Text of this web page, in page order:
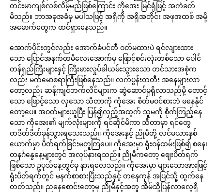
တင်းမာကျစ်လစ်လိမ့်မည်ဖြစ်ကြောင်း ကိုအေး မြင်ရုံဖြင့် အကဲခတ်
မိသည်။ ဘာအခုအခံမှ မပါသဖြင့် အရှိကို အရှိအတိုင်း အဖုအထစ် အမို့
အမောက်တွေက ထင်ရှားနေသည်။
အောက်ပိုင်းတွင်လည်း အောက်ခံပင်တီ ဝတ်မထားပဲ ရင်လျားထား
သော ပြောင်အနက်ထမီလေးအောက်မှ ဖြောင့်စင်းလုံးတစ်သော ပေါင်
တန်ရှည်ကြီးများနှင့် ကြီးမားလှုပ်ခါယမ်းသွားသော တင်သားအစုံက
လည်း မက်မောစရာကြီးဖြစ်နေသည်။ လက်ပွန်းတတီး အနေများလာ
တော့လည်း ဆန့်ကျင်ဘက်လိင်များက ဆွဲဆောင်မှုရှိလာသည်မို့ တောင့်
သော ဖြောင့်သော လှသော သီတာကို ကိုအေး စိတ်မဝင်စားဘဲ မနေနိုင်
တော့ပေ။ အဝတ်များယူပြီး ပြန်၍လှည့်အထွက် သူမကို စိုက်ကြည့်နေ
သော ကိုအေး၏ မျက်လုံးများကို ရင်ဆိုင်မိကာ သီတာမှာ ရင်တွေ
တဒိတ်ဒိတ်ခုန်သွားရသေးသည်။ ကိုအေးနှင့် ညိုမီတို့ လင်မယားနှစ်
ယောက်မှာ ပိတ်ရက်ခြင်းမတူကြပေ။ ကိုအေးမှာ ရုံးဝန်ထမ်းဖြစ်၍ စနေ၊
တနင်္ဂနွေနေ့များတွင် အလုပ်နားရသည်။ ညိုမီကတော့ ဈေးပိတ်ရက်
ဖြစ်သော ဥပုသ်နေ့တွင်မှ နားရလေသည်။ ကိုအေးမှာ များသောအားဖြင့်
ရုံးပိတ်ရက်တွင် မနက်စာစားပြီးသည်နှင့် တနေကုန် အပြင်သို့ ထွက်နေ
တတ်သည်။ ညနေစောင်းတော့မှ ညိုမီနှင့်အတူ အိမ်သို့ပြန်လာလေ့ရှိ